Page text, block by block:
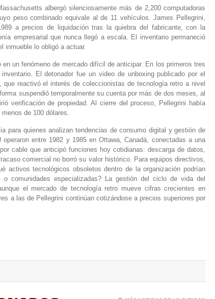
albergó silenciosamente más de 2,200 computadoras
peso combinado equivale al de 11 vehículos. James Pellegrini,
a precios de liquidación tras la quiebra del fabricante, con la
empresarial que nunca llegó a escala. El inventario permaneció
inmueble lo obligó a actuar.
un fenómeno de mercado difícil de anticipar. En los primeros tres
El detonador fue un video de unboxing publicado por el
que reactivó el interés de coleccionistas de tecnología retro a nivel
suspendió temporalmente su cuenta por más de dos meses, al
verificación de propiedad. Al cierre del proceso, Pellegrini había
de 100 dólares.
para quienes analizan tendencias de consumo digital y gestión de
entre 1982 y 1985 en Ottawa, Canadá, conectadas a una
cable que anticipó funciones hoy cotidianas: descarga de datos,
comercial no borró su valor histórico. Para equipos directivos,
activos tecnológicos obsoletos dentro de la organización podrían
comunidades especializadas? La gestión del ciclo de vida del
el mercado de tecnología retro mueve cifras crecientes en
a las de Pellegrini continúan cotizándose a precios superiores por